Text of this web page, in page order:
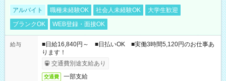
アルバイト 職種未経験OK 社会人未経験OK
大学生歓迎
ブランクOK
WEB登録・面接OK
給与
■日給16,840円～ ■日払いOK ■実働3時間5,120円のお仕事あ
ります！
交通費別途支給あり
交通費 一部支給